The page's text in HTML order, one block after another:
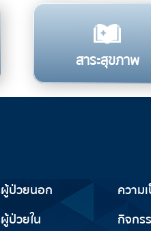
สาระสุขภาพ
ป่วยนอก
ป่วยใน
ความ
กิจกร